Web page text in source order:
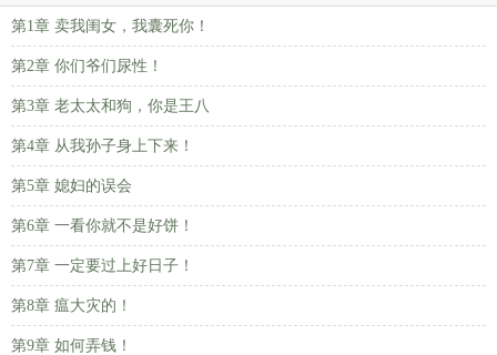
第1章 卖我闺女，我囊死你！
第2章 你们爷们尿性！
第3章 老太太和狗，你是王八
第4章 从我孙子身上下来！
第5章 媳妇的误会
第6章 一看你就不是好饼！
第7章 一定要过上好日子！
第8章 瘟大灾的！
第9章 如何弄钱！